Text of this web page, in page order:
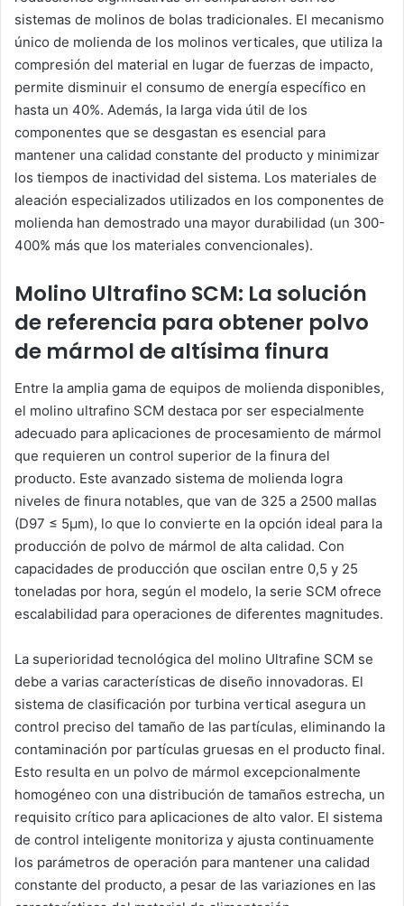
sistemas de molinos de bolas tradicionales. El mecanismo
único de molienda de los molinos verticales, que utiliza la
compresión del material en lugar de fuerzas de impacto,
permite disminuir el consumo de energía específico en
hasta un 40%. Además, la larga vida útil de los
componentes que se desgastan es esencial para
mantener una calidad constante del producto y minimizar
los tiempos de inactividad del sistema. Los materiales de
aleación especializados utilizados en los componentes de
molienda han demostrado una mayor durabilidad (un 300-
400% más que los materiales convencionales).
Molino Ultrafino SCM: La solución
de referencia para obtener polvo
de mármol de altísima finura
Entre la amplia gama de equipos de molienda disponibles,
el molino ultrafino SCM destaca por ser especialmente
adecuado para aplicaciones de procesamiento de mármol
que requieren un control superior de la finura del
producto. Este avanzado sistema de molienda logra
niveles de finura notables, que van de 325 a 2500 mallas
(D97 ≤ 5μm), lo que lo convierte en la opción ideal para la
producción de polvo de mármol de alta calidad. Con
capacidades de producción que oscilan entre 0,5 y 25
toneladas por hora, según el modelo, la serie SCM ofrece
escalabilidad para operaciones de diferentes magnitudes.
La superioridad tecnológica del molino Ultrafine SCM se
debe a varias características de diseño innovadoras. El
sistema de clasificación por turbina vertical asegura un
control preciso del tamaño de las partículas, eliminando la
contaminación por partículas gruesas en el producto final.
Esto resulta en un polvo de mármol excepcionalmente
homogéneo con una distribución de tamaños estrecha, un
requisito crítico para aplicaciones de alto valor. El sistema
de control inteligente monitoriza y ajusta continuamente
los parámetros de operación para mantener una calidad
constante del producto, a pesar de las variaziones en las